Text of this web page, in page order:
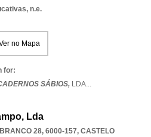
n.e.
no Mapa
for:
SÁBIOS, LDA...
Lda
28, 6000-157, CASTELO